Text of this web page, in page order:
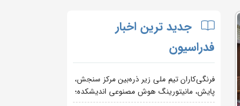
جدید ترین اخبار
فدراسیون
فرنگی‌کاران تیم ملی زیر ذره‌بین مرکز سنجش،
پایش، مانیتورینگ هوش مصنوعی اندیشکده؛